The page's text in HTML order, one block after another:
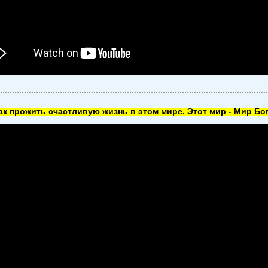
прожить счастливую жизнь в этом мире. Этот мир - Мир